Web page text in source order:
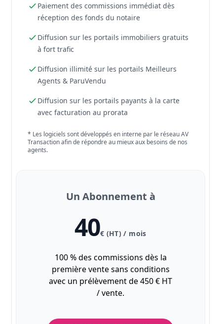
Paiement des commissions immédiat dès
réception des fonds du notaire
Diffusion sur les portails immobiliers gratuits
à fort trafic
Diffusion illimité sur les portails Meilleurs
Agents & ParuVendu
Diffusion sur les portails payants à la carte
avec facturation au prorata
* Les logiciels sont développés en interne par le réseau AV
Transaction afin de répondre au mieux aux besoins de nos
agents.
Un Abonnement à
40€ (HT) / mois
100 % des commissions dès la
première vente sans conditions
avec un prélèvement de 450 € HT
/ vente.